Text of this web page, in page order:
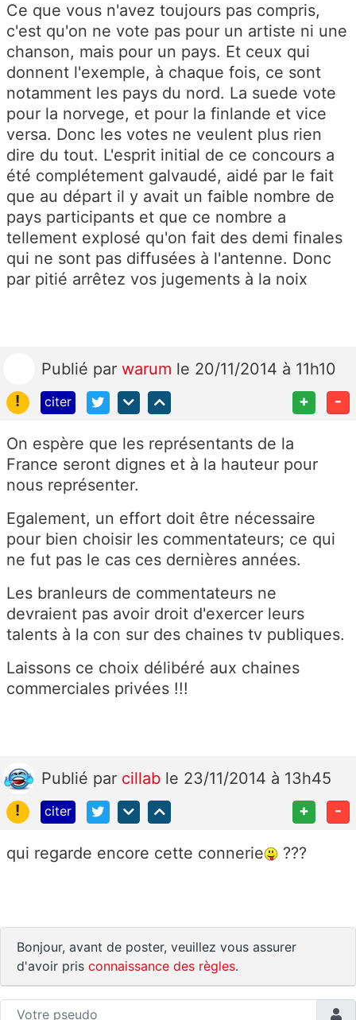
Ce que vous n'avez toujours pas compris,
c'est qu'on ne vote pas pour un artiste ni une
chanson, mais pour un pays. Et ceux qui
donnent l'exemple, à chaque fois, ce sont
notamment les pays du nord. La suede vote
pour la norvege, et pour la finlande et vice
versa. Donc les votes ne veulent plus rien
dire du tout. L'esprit initial de ce concours a
été complétement galvaudé, aidé par le fait
que au départ il y avait un faible nombre de
pays participants et que ce nombre a
tellement explosé qu'on fait des demi finales
qui ne sont pas diffusées à l'antenne. Donc
par pitié arrêtez vos jugements à la noix
Publié par warum le 20/11/2014 à 11h10
!
citer + -
On espère que les représentants de la
France seront dignes et à la hauteur pour
nous représenter.
Egalement, un effort doit être nécessaire
pour bien choisir les commentateurs; ce qui
ne fut pas le cas ces dernières années.
Les branleurs de commentateurs ne
devraient pas avoir droit d'exercer leurs
talents à la con sur des chaines tv publiques.
Laissons ce choix délibéré aux chaines
commerciales privées !!!
Publié par cillab le 23/11/2014 à 13h45
!
citer + -
qui regarde encore cette connerie ???
Bonjour, avant de poster, veuillez vous assurer
d'avoir pris connaissance des règles.